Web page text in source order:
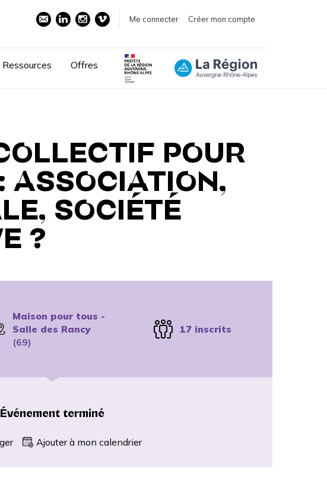
Me connecter Créer mon compte
Ressources Offres
POUR
ASSOCIATION,
SOCIÉTÉ
?
Maison pour tous -
Salle des Rancy
(69)
17 inscrits
Événement terminé
Ajouter à mon calendrier